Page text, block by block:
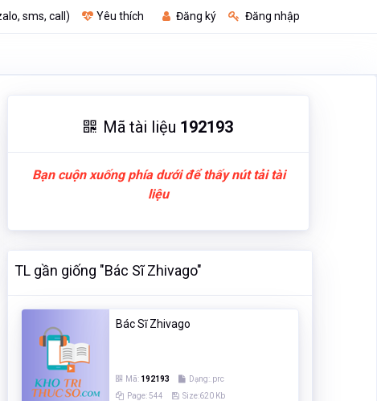
sms, call) Yêu thích Đăng ký Đăng nhập
Mã tài liệu 192193
Bạn cuộn xuống phía dưới để thấy nút tải tài
liệu
TL gần giống "Bác Sĩ Zhivago"
Bác Sĩ Zhivago
Mã: 192193
Dạng:.prc
Page: 544
Size:620 Kb